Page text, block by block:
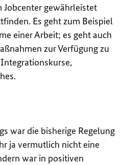
gewährleistet
Es geht zum Beispiel
einer Arbeit; es geht auch
zur Verfügung zu
war die bisherige Regelung
ja vermutlich nicht eine
war in positiven